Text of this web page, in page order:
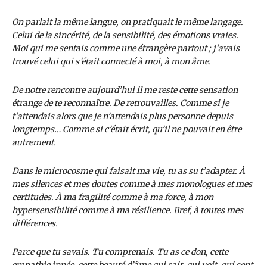
On parlait la même langue, on pratiquait le même langage.
Celui de la sincérité, de la sensibilité, des émotions vraies.
Moi qui me sentais comme une étrangère partout ; j’avais
trouvé celui qui s’était connecté à moi, à mon âme.
De notre rencontre aujourd’hui il me reste cette sensation
étrange de te reconnaître. De retrouvailles. Comme si je
t’attendais alors que je n’attendais plus personne depuis
longtemps… Comme si c’était écrit, qu’il ne pouvait en être
autrement.
Dans le microcosme qui faisait ma vie, tu as su t’adapter. À
mes silences et mes doutes comme à mes monologues et mes
certitudes. À ma fragilité comme à ma force, à mon
hypersensibilité comme à ma résilience. Bref, à toutes mes
différences.
Parce que tu savais. Tu comprenais. Tu as ce don, cette